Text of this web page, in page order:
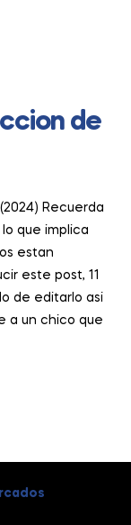
de
Recuerda
lo que implica
estan
este post, 11
de editarlo asi
a un chico que